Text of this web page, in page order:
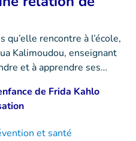
rencontre à l’école,
Kalimoudou, enseignant
et à apprendre ses…
et santé